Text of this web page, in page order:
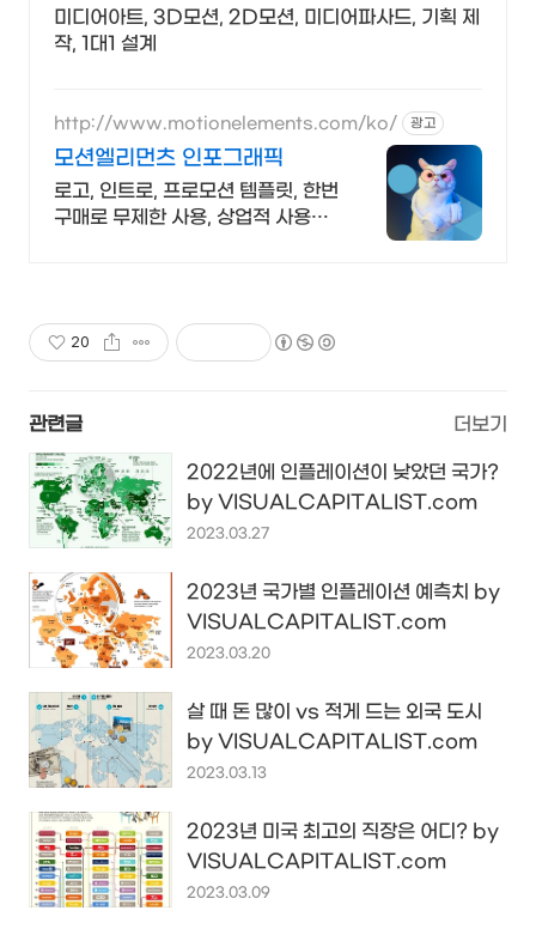
미디어아트, 3D모션, 2D모션, 미디어파사드, 기획 제
작, 1대1 설계
http://www.motionelements.com/ko/ 광고
모션엘리먼츠 인포그래픽
로고, 인트로, 프로모션 템플릿, 한번
구매로 무제한 사용, 상업적 사용
20
관련글 더보기
2022년에 인플레이션이 낮았던 국가?
by VISUALCAPITALIST.com
2023.03.27
2023년 국가별 인플레이션 예측치 by
VISUALCAPITALIST.com
2023.03.20
살 때 돈 많이 vs 적게 드는 외국 도시
by VISUALCAPITALIST.com
2023.03.13
2023년 미국 최고의 직장은 어디? by
VISUALCAPITALIST.com
2023.03.09